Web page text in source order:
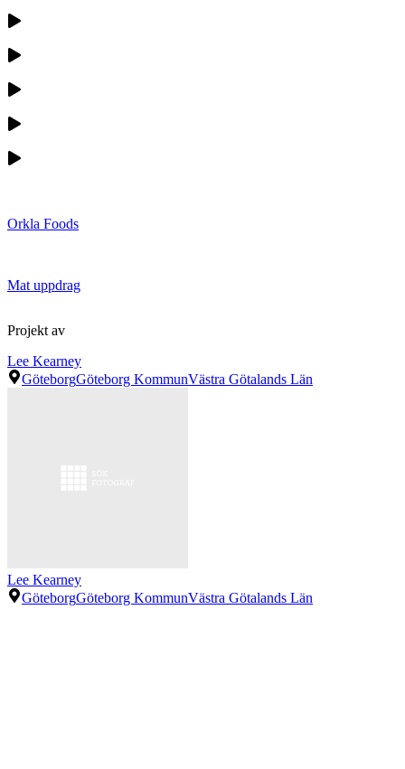
Orkla Foods
Mat uppdrag
Projekt av
Lee Kearney
GöteborgGöteborg KommunVästra Götalands Län
Lee Kearney
GöteborgGöteborg KommunVästra Götalands Län